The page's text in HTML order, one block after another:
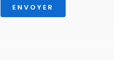
ENVOYER